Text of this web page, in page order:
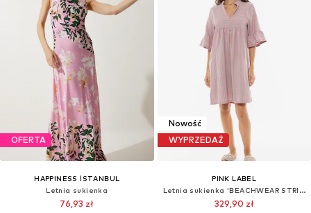
OFERTA
HAPPINESS İSTANBUL
Letnia sukienka
76,93 zł
Nowość
WYPRZEDAŻ
PINK LABEL
Letnia sukienka 'BEACHWEAR STRIPE PINK GREEN'
329,90 zł